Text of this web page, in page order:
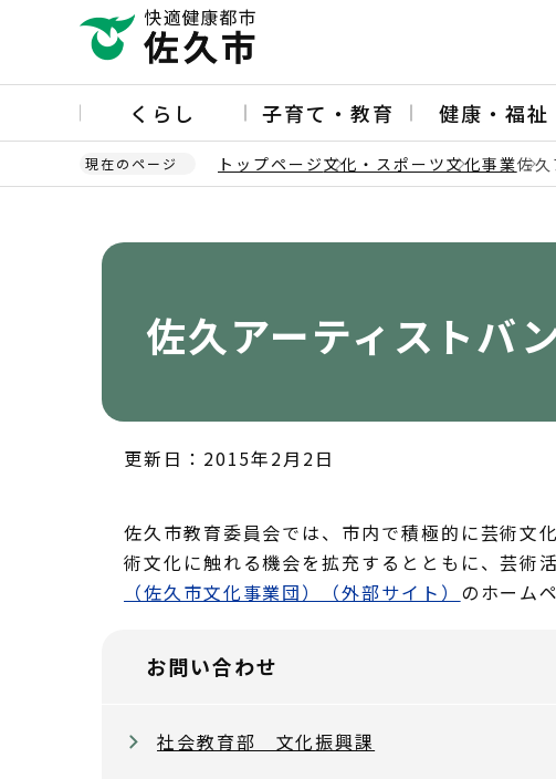
ー
の
くらし 子育て・教育 健康・福祉
現在のページ トップページ文化・スポーツ文化事業佐久
佐久アーティストバ
更新日：2015年2月2日
佐久市教育委員会では、市内で積極的に芸術文
術文化に触れる機会を拡充するとともに、芸術
（佐久市文化事業団）（外部サイト） のホーム
お問い合わせ
社会教育部 文化振興課